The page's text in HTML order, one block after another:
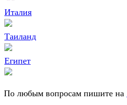
Италия
Таиланд
Египет
По любым вопросам пишите на